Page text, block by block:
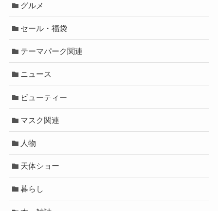
グルメ
セール・福袋
テーマパーク関連
ニュース
ビューティー
マスク関連
人物
天体ショー
暮らし